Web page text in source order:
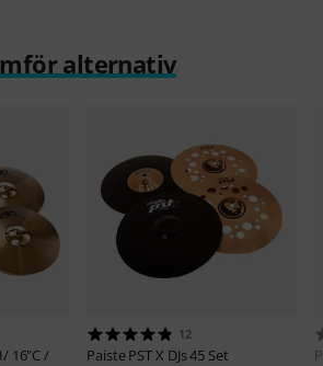
alternativ
16"C /
12
PaistePST X DJs 45 Set